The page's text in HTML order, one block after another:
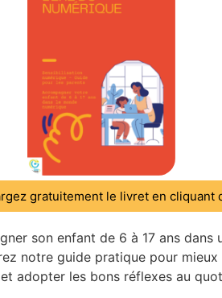
gratuitement le livret en cliquant
son enfant de 6 à 17 ans dans
notre guide pratique pour
adopter les bons réflexes au